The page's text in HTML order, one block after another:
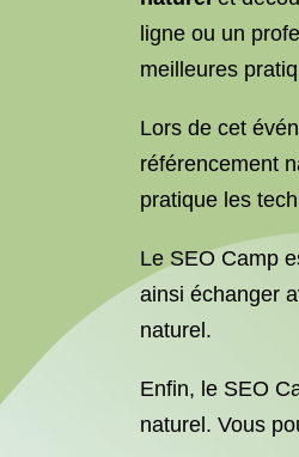
ligne ou un
meilleures
Lors de cet
référencement
pratique les
Le SEO Camp
ainsi échanger
naturel.
Enfin, le SEO
naturel. Vous